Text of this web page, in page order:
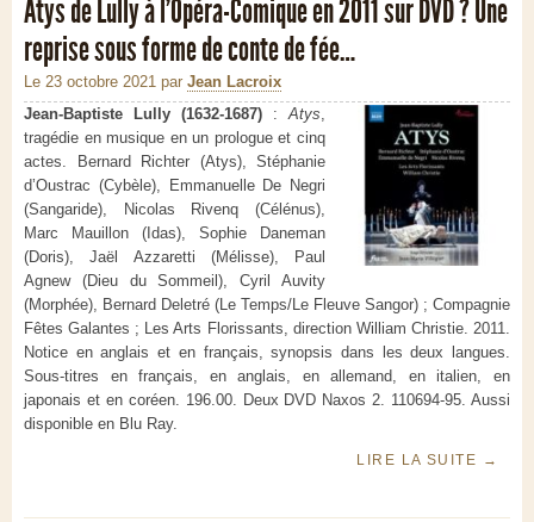
Atys de Lully à l’Opéra-Comique en 2011 sur DVD ? Une
reprise sous forme de conte de fée…
Le 23 octobre 2021 par Jean Lacroix
Jean-Baptiste Lully (1632-1687) :Atys,
tragédie en musique en un prologue et cinq
actes. Bernard Richter (Atys), Stéphanie
d’Oustrac (Cybèle), Emmanuelle De Negri
(Sangaride), Nicolas Rivenq (Célénus),
Marc Mauillon (Idas), Sophie Daneman
(Doris), Jaël Azzaretti (Mélisse), Paul
Agnew (Dieu du Sommeil), Cyril Auvity
(Morphée), Bernard Deletré (Le Temps/Le Fleuve Sangor) ; Compagnie
Fêtes Galantes ; Les Arts Florissants, direction William Christie. 2011.
Notice en anglais et en français, synopsis dans les deux langues.
Sous-titres en français, en anglais, en allemand, en italien, en
japonais et en coréen. 196.00. Deux DVD Naxos 2. 110694-95. Aussi
disponible en Blu Ray.
LIRE LA SUITE →